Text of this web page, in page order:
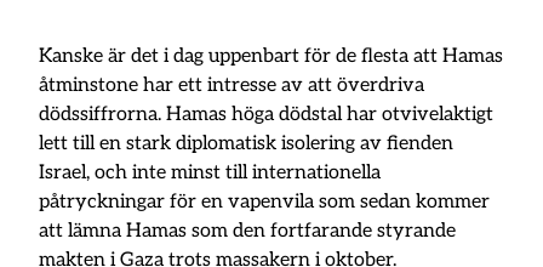
Kanske är det i dag uppenbart för de flesta att Hamas
åtminstone har ett intresse av att överdriva
dödssiffrorna. Hamas höga dödstal har otvivelaktigt
lett till en stark diplomatisk isolering av fienden
Israel, och inte minst till internationella
påtryckningar för en vapenvila som sedan kommer
att lämna Hamas som den fortfarande styrande
makten i Gaza trots massakern i oktober.